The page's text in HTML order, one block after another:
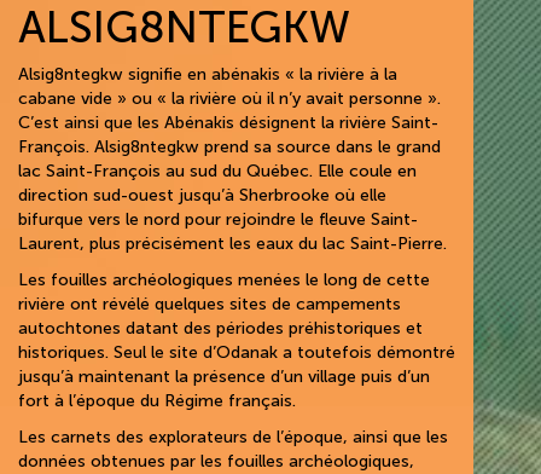
ALSIG8NTEGKW
Alsig8ntegkw signifie en abénakis « la rivière à la
cabane vide » ou « la rivière où il n’y avait personne ».
C’est ainsi que les Abénakis désignent la rivière Saint-
François. Alsig8ntegkw prend sa source dans le grand
lac Saint-François au sud du Québec. Elle coule en
direction sud-ouest jusqu’à Sherbrooke où elle
bifurque vers le nord pour rejoindre le fleuve Saint-
Laurent, plus précisément les eaux du lac Saint-Pierre.
Les fouilles archéologiques menées le long de cette
rivière ont révélé quelques sites de campements
autochtones datant des périodes préhistoriques et
historiques. Seul le site d’Odanak a toutefois démontré
jusqu’à maintenant la présence d’un village puis d’un
fort à l’époque du Régime français.
Les carnets des explorateurs de l’époque, ainsi que les
données obtenues par les fouilles archéologiques,